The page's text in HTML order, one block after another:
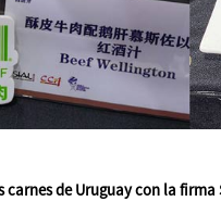
de Uruguay con la firma